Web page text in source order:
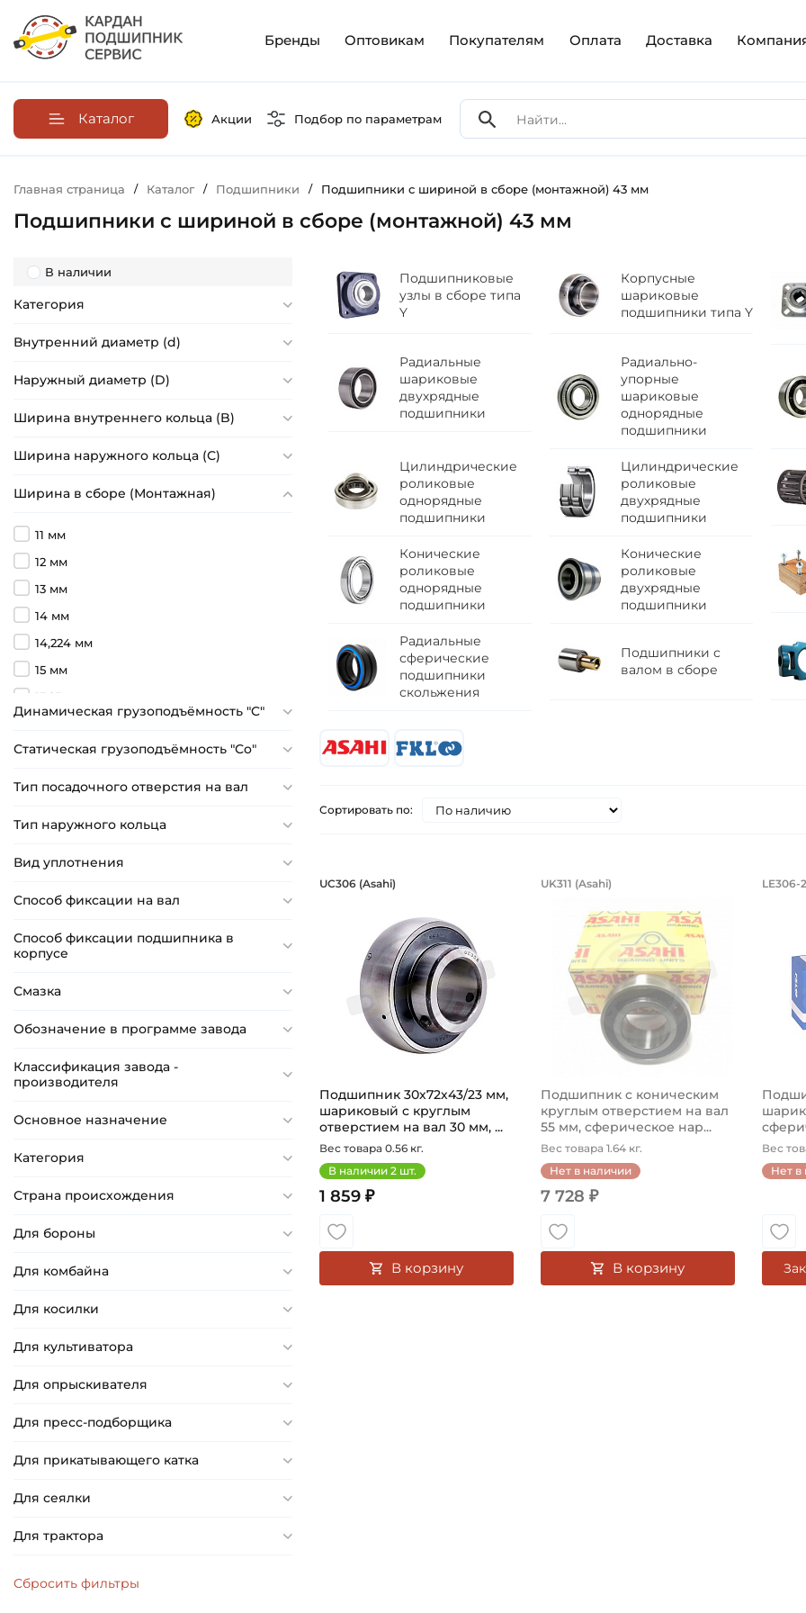
Бренды Оптовикам Покупателям Оплата Доставка
Каталог Акции Подбор по параметрам
Главная страница / Каталог / Подшипники / Подшипники с шириной в сборе (монтажной) 43 мм
Подшипники с шириной в сборе (монтажной) 43 мм
В наличии
Категория
Внутренний диаметр (d)
Наружный диаметр (D)
Ширина внутреннего кольца (B)
Ширина наружного кольца (С)
Ширина в сборе (Монтажная)
11 мм
12 мм
13 мм
14 мм
14,224 мм
15 мм
15,25 мм
15,875 мм
17 мм
17,25 мм
18,034 мм
18,288 мм
19 мм
19,25 мм
19,43 мм
19,842 мм
21 мм
21,25 мм
21,59 мм
22,1 мм
22,2 мм
20,75 мм
Динамическая грузоподъёмность "C"
Статическая грузоподъёмность "Сo"
Тип посадочного отверстия на вал
Тип наружного кольца
Вид уплотнения
Способ фиксации на вал
Способ фиксации подшипника в
корпусе
Смазка
Обозначение в программе завода
Классификация завода -
производителя
Основное назначение
Категория
Страна происхождения
Для бороны
Для комбайна
Для косилки
Для культиватора
Для опрыскивателя
Для пресс-подборщика
Для прикатывающего катка
Для сеялки
Для трактора
Подшипниковые
узлы в сборе типа
Y
Корпусные
шариковые
подшипники типа Y
Радиальные
шариковые
двухрядные
подшипники
Радиально-
упорные
шариковые
однорядные
подшипники
Цилиндрические
роликовые
однорядные
подшипники
Цилиндрические
роликовые
двухрядные
подшипники
Конические
роликовые
однорядные
подшипники
Конические
роликовые
двухрядные
подшипники
Радиальные
сферические
подшипники
скольжения
Подшипники с
валом в сборе
Сортировать по:
Подшипник 30х72х43/23 мм, шариковый с
UC306 (Asahi)
Подшипник 30х72х43/23 мм,
шариковый с круглым
отверстием на вал 30 мм, ...
Вес товара 0.56 кг.
В наличии 2 шт.
1 859 ₽
В корзину
Подшипник c
UK311 (Asahi)
Подшипник c коническим
круглым отверстием на вал
55 мм, сферическое нар...
Вес товара 1.64 кг.
Нет в наличии
7 728 ₽
В корзину
LE306-
Вес
Нет в